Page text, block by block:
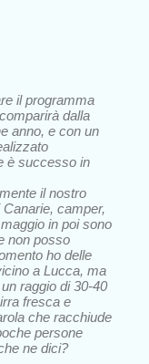
il programma
dalla
anno, e con un
è successo in
il nostro
camper,
in poi sono
non posso
ho delle
a Lucca, ma
raggio di 30-40
fresca e
che racchiude
persone
ne dici?